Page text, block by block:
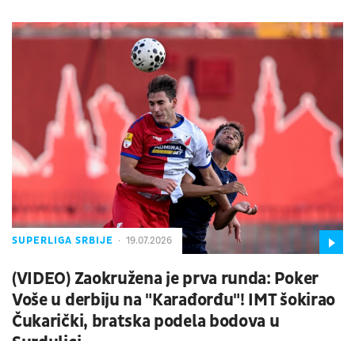
SUPERLIGA SRBIJE 19.07.2026
(VIDEO) Zaokružena je prva runda: Poker
Voše u derbiju na "Karađorđu"! IMT šokirao
Čukarički, bratska podela bodova u